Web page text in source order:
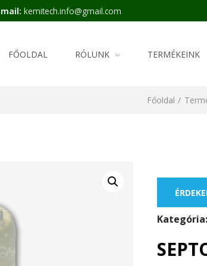
mail: kemitech.info@gmail.com
FŐOLDAL RÓLUNK TERMÉKEINK
Főoldal /
Kategória: